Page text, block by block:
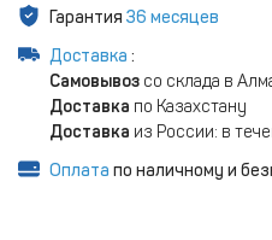
Гарантия 36 месяцев
Доставка :
Самовывоз со склада в
Доставка по Казахстану
Доставка из России: в
Оплата по наличному и